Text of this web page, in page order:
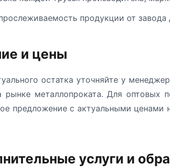
продукции от завода
и цены
остатка уточняйте у
рынке металлопроката. Для оптовых
предложение с актуальными ценами
услуги и